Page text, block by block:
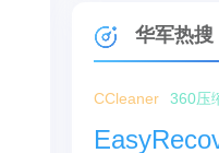
华军热搜
CCleaner 360压